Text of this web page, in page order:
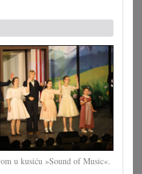
u kusiću »Sound of Music«.